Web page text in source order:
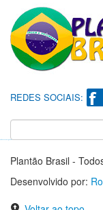
REDES SOCIAIS:
Plantão Brasil -
Desenvolvido por: